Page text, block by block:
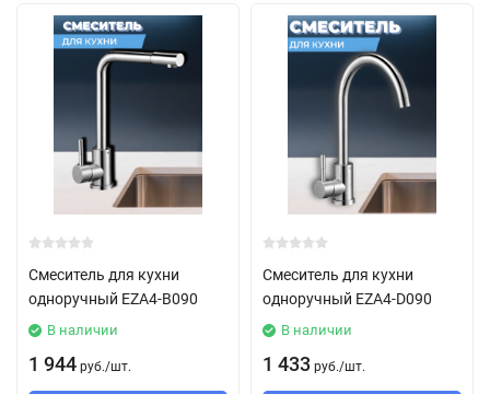
Смеситель для кухни
одноручный EZA4-B090
В наличии
1 944 руб./шт.
Смеситель для кухни
одноручный EZA4-D090
В наличии
1 433 руб./шт.